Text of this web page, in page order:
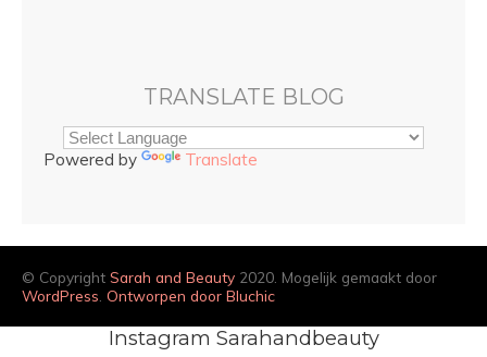
TRANSLATE BLOG
Powered by Translate
© Copyright Sarah and Beauty 2020. Mogelijk gemaakt door
WordPress Ontworpen door Bluchic
Instagram Sarahandbeauty